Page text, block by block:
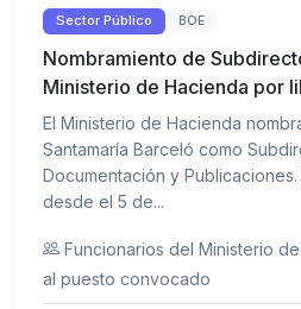
Sector Público BOE
Nombramiento de
Ministerio de Hacienda por
El Ministerio de Hacienda
Santamaría Barceló como
Documentación y
desde el 5 de...
Funcionarios del Ministerio
al puesto convocado